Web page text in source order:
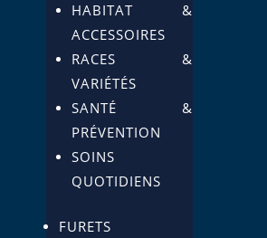
HABITAT &
ACCESSOIRES
RACES &
VARIÉTÉS
SANTÉ &
PRÉVENTION
SOINS
QUOTIDIENS
FURETS